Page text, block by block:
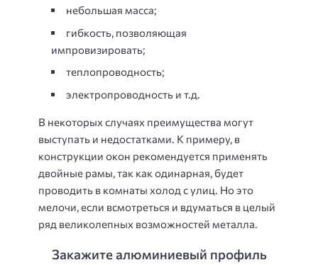
небольшая масса;
гибкость, позволяющая
импровизировать;
теплопроводность;
электропроводность и т.д.
В некоторых случаях преимущества могут
выступать и недостатками. К примеру, в
конструкции окон рекомендуется применять
двойные рамы, так как одинарная, будет
проводить в комнаты холод с улиц. Но это
мелочи, если всмотреться и вдуматься в целый
ряд великолепных возможностей металла.
Закажите алюминиевый профиль